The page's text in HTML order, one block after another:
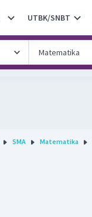
UTBK/SNBT
SMA Matematika